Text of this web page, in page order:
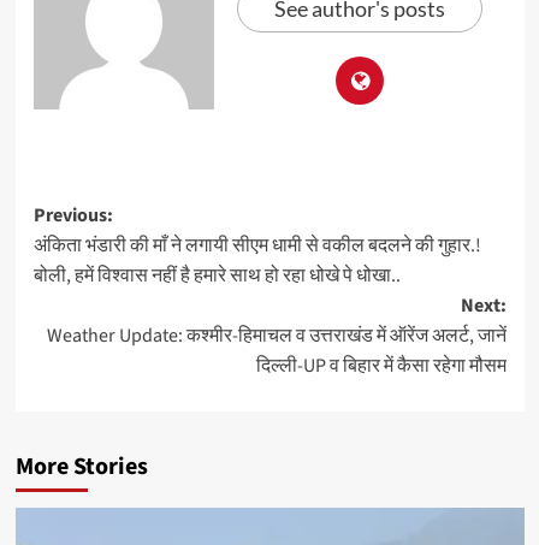
See author's posts
Previous:
अंकिता भंडारी की माँ ने लगायी सीएम धामी से वकील बदलने की गुहार.!
बोली, हमें विश्वास नहीं है हमारे साथ हो रहा धोखे पे धोखा..
Next:
Weather Update: कश्मीर-हिमाचल व उत्तराखंड में ऑरेंज अलर्ट, जानें
दिल्ली-UP व बिहार में कैसा रहेगा मौसम
More Stories